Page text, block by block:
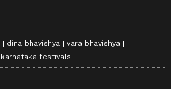
dina bhavishya
vara bhavishya
karnataka festivals